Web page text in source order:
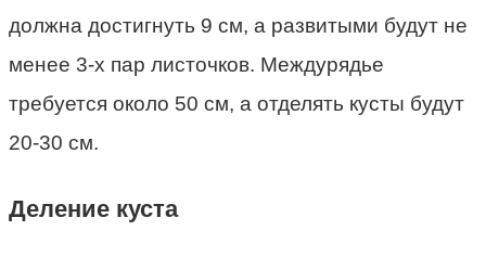
должна достигнуть 9 см, а развитыми будут не
менее 3-х пар листочков. Междурядье
требуется около 50 см, а отделять кусты будут
20-30 см.
Деление куста